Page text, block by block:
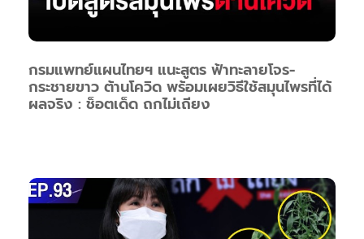
กรมแพทย์แผนไทยฯ แนะสูตร ฟ้าทะลายโจร-
กระชายขาว ต้านโควิด พร้อมเผยวิธีใช้สมุนไพรที่ได้
ผลจริง : ช็อตเด็ด ถกไม่เถียง